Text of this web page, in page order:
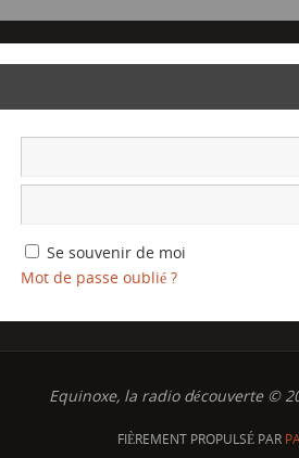
Se souvenir de moi
Mot de passe oublié ?
Equinoxe, la radio découverte ©
FIÈREMENT PROPULSÉ PAR